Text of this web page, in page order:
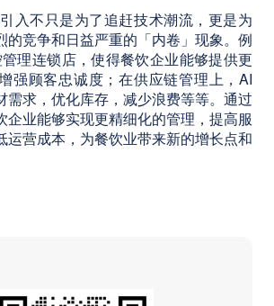
入不只是为了追赶技术潮流，更是为
的竞争和日益严重的「内卷」现象。例
理连锁店，使得餐饮企业能够提供更
强顾客忠诚度；在供应链管理上，AI
需求，优化库存，减少浪费等等。通过
企业能够实现更精细化的管理，提高服
运营成本，为餐饮业带来新的增长点和